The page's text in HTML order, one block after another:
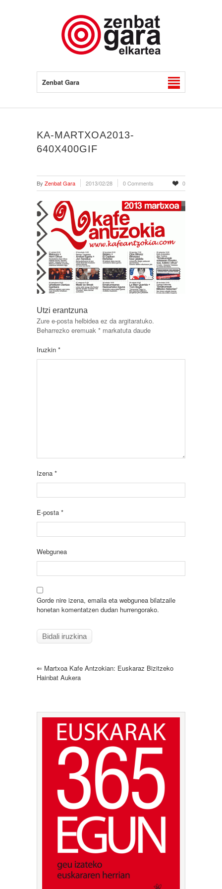
Zenbat Gara
KA-MARTXOA2013-
640X400GIF
By Zenbat Gara 2013/02/28 0 Comments 0
Utzi erantzuna
Zure e-posta helbidea ez da argitaratuko.
Beharrezko eremuak * markatuta daude
Iruzkin *
Izena *
E-posta *
Webgunea
Gorde nire izena, emaila eta webgunea bilatzaile
honetan komentatzen dudan hurrengorako.
⇐ Martxoa Kafe Antzokian: Euskaraz Bizitzeko
Hainbat Aukera